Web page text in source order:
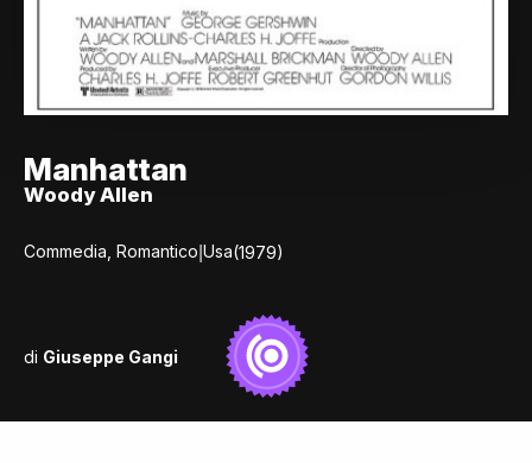
Manhattan
Woody Allen
Commedia, Romantico|Usa(1979)
di Giuseppe Gangi